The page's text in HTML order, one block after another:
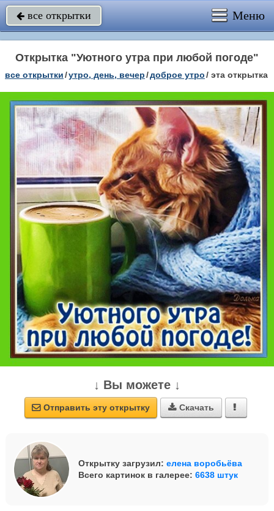
 все открытки Меню
Открытка "Уютного утра при любой погоде"
все открытки/утро, день, вечер/доброе утро/ эта открытка
↓ Вы можете ↓
 Отправить эту открытку  Скачать 
Открытку загрузил: елена воробьёва
Всего картинок в галерее: 6638 штук